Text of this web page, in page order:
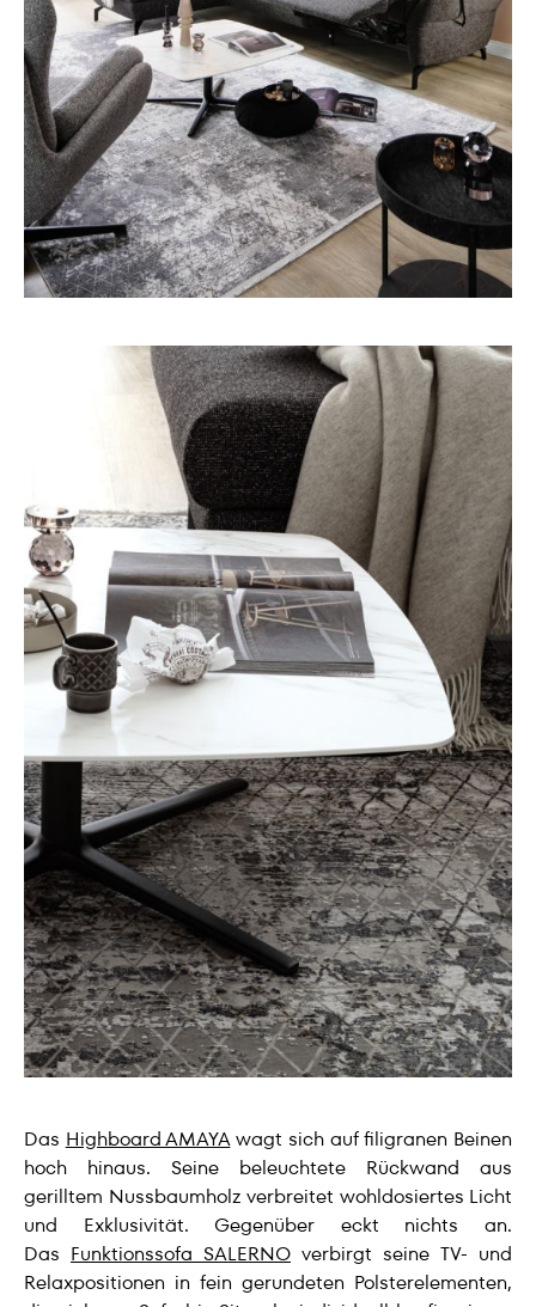
Das Highboard AMAYAwagt sich auf filigranen Beinen
hoch hinaus. Seine beleuchtete Rückwand aus
gerilltem Nussbaumholz verbreitet wohldosiertes Licht
und Exklusivität. Gegenüber eckt nichts an.
Das Funktionssofa SALERNO verbirgt seine TV- und
Relaxpositionen in fein gerundeten Polsterelementen,